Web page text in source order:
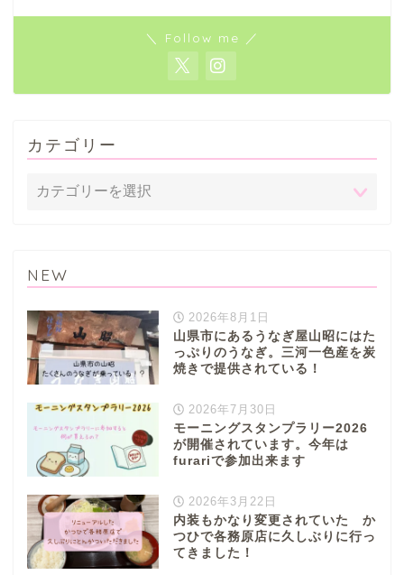
＼ Follow me ／
カテゴリー
NEW
2026年8月1日
山県市にあるうなぎ屋山昭にはた
っぷりのうなぎ。三河一色産を炭
焼きで提供されている！
2026年7月30日
モーニングスタンプラリー2026
が開催されています。今年は
furariで参加出来ます
2026年3月22日
内装もかなり変更されていた か
つひで各務原店に久しぶりに行っ
てきました！